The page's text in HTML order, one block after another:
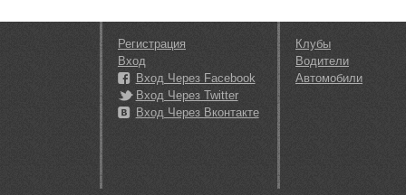
Регистрация
Вход
Вход Через Facebook
Вход Через Twitter
Вход Через Вконтакте
Клубы
Водители
Автомобили